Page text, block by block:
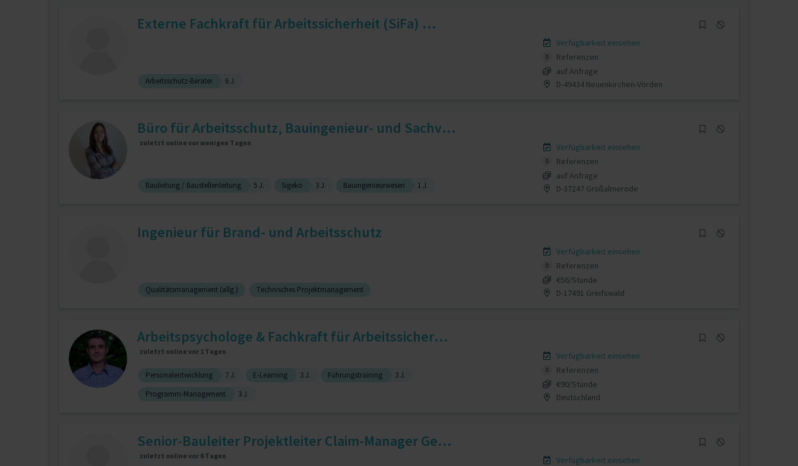
Externe Fachkraft für Arbeitssicherheit (SiFa) ...
Arbeitsschutz-Berater 6 J.
Verfügbarkeit einsehen
0
Referenzen
auf Anfrage
D-49434 Neuenkirchen-Vörden
Büro für Arbeitsschutz, Bauingenieur- und Sachv...
zuletzt online vor wenigen Tagen
Bauleitung / Baustellenleitung 5 J. Sigeko 3 J. Bauingenieurwesen 1 J.
Verfügbarkeit einsehen
0
Referenzen
auf Anfrage
D-37247 Großalmerode
Ingenieur für Brand- und Arbeitsschutz
Qualitätsmanagement (allg.) Technisches Projektmanagement
Verfügbarkeit einsehen
0
Referenzen
€56/Stunde
D-17491 Greifswald
Arbeitspsychologe & Fachkraft für Arbeitssicher...
zuletzt online vor 1 Tagen
Personalentwicklung 7 J. E-Learning 3 J. Führungstraining
3 J.
Programm-Management
3 J.
Verfügbarkeit einsehen
0
Referenzen
€90/Stunde
Deutschland
Senior-Bauleiter Projektleiter Claim-Manager Ge...
zuletzt online vor 6 Tagen Verfügbarkeit einsehen